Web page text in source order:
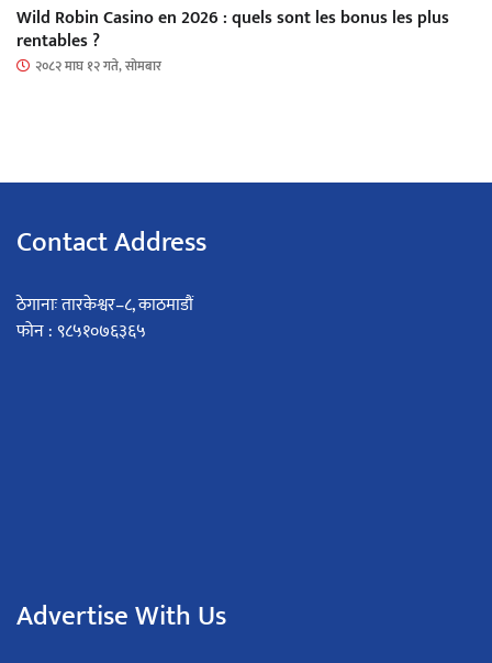
Wild Robin Casino en 2026 : quels sont les bonus les plus
rentables ?
२०८२ माघ १२ गते, सोमबार
Contact Address
ठेगानाः तारकेश्वर–८, काठमाडौं
फोन : ९८५१०७६३६५
Advertise With Us